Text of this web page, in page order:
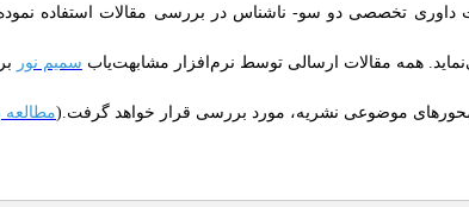
تخصصی دو سو- ناشناس در بررسی مقالات استفاده
همه مقالات ارسالی توسط نرم‌افزار مشابهت‌یاب سمیم نور
موضوعی نشریه، مورد بررسی قرار خواهد گرفت.(مطالعه